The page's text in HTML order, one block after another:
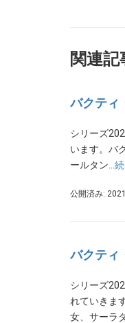
関連記
バクティ
シリーズ
います。バ
ールタン…
公開済み:
バクティ
シリーズ
れていきま
女、サーラ